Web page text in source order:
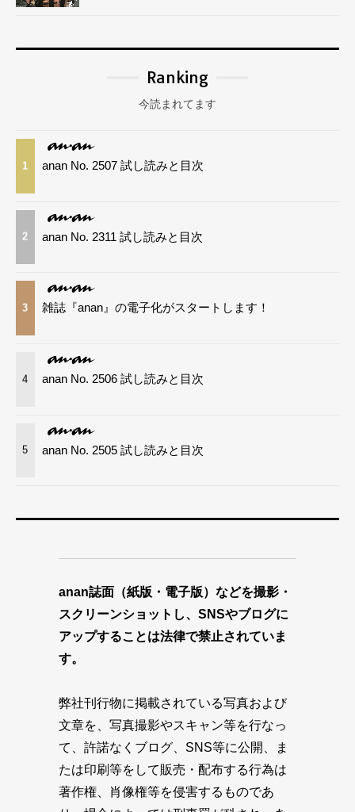
Ranking
今読まれてます
1 anan No. 2507 試し読みと目次
2 anan No. 2311 試し読みと目次
3 雑誌『anan』の電子化がスタートします！
4 anan No. 2506 試し読みと目次
5 anan No. 2505 試し読みと目次
anan誌面（紙版・電子版）などを撮影・
スクリーンショットし、SNSやブログに
アップすることは法律で禁止されていま
す。
弊社刊行物に掲載されている写真および
文章を、写真撮影やスキャン等を行なっ
て、許諾なくブログ、SNS等に公開、ま
たは印刷等をして販売・配布する行為は
著作権、肖像権等を侵害するものであ